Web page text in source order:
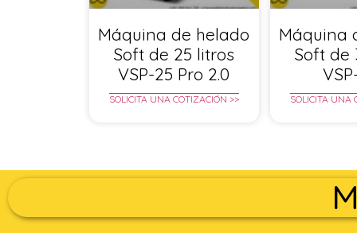
Máquina de helado
Soft de 25 litros
VSP-25 Pro 2.0
SOLICITA UNA COTIZACIÓN >>
Máquina
Soft de
SOLICITA UNA